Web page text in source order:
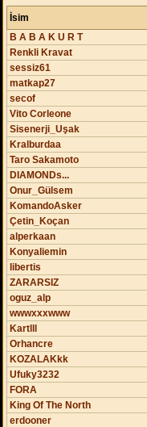
İsim
B A B A K U R T
Renkli Kravat
sessiz61
matkap27
secof
Vito Corleone
Sisenerji_Uşak
Kralburdaa
Taro Sakamoto
DIAMONDs...
Onur_Gülsem
KomandoAsker
Çetin_Koçan
alperkaan
Konyaliemin
libertis
ZARARSIZ
oguz_alp
wwwxxxwww
Kartlll
Orhancre
KOZALAKkk
Ufuky3232
FORA
King Of The North
erdooner